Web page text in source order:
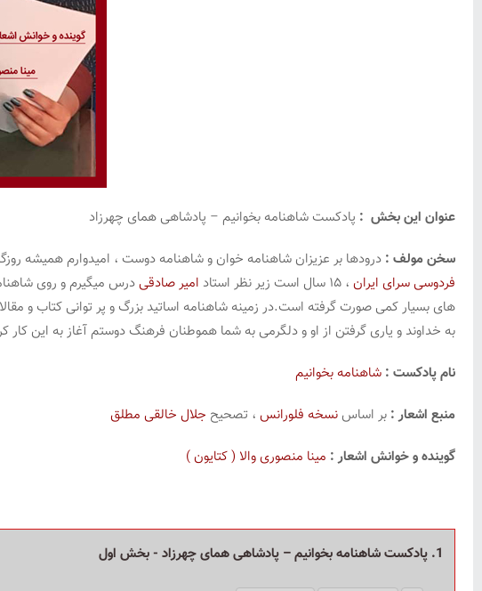
عنوان این بخش : پادکست شاهنامه بخوانیم – پادشاهی همای چهرزاد
سخن مولف : درودها بر عزیزان شاهنامه خوان و شاهنامه دوست ، امیدوارم همیشه
فردوسی سرای ایران ، ۱۵ سال است زیر نظر استاد امیر صادقیدرس میگیرم و روی
های بسیار کمی صورت گرفته است.در زمینه شاهنامه اساتید بزرگ و پر توانی کتاب و
به خداوند و یاری گرفتن از او و دلگرمی به شما هموطنان فرهنگ دوستم آغاز به این
نام پادکست : شاهنامه بخوانیم
منبع اشعار : بر اساس نسخه فلورانس ، تصحیح جلال خالقی مطلق
گوینده و خوانش اشعار : مینا منصوری والا ( کتایون )
1. پادکست شاهنامه بخوانیم – پادشاهی همای چهرزاد - بخش اول